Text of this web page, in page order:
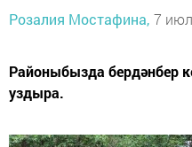
Розалия Мостафина, 7
Районыбызда бердәнбер
уздыра.